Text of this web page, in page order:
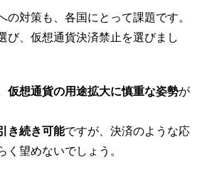
の対策も、各国にとって課題です。
び、仮想通貨決済禁止を選びまし
仮想通貨の用途拡大に慎重な姿勢が
き続き可能ですが、決済のような応
く望めないでしょう。